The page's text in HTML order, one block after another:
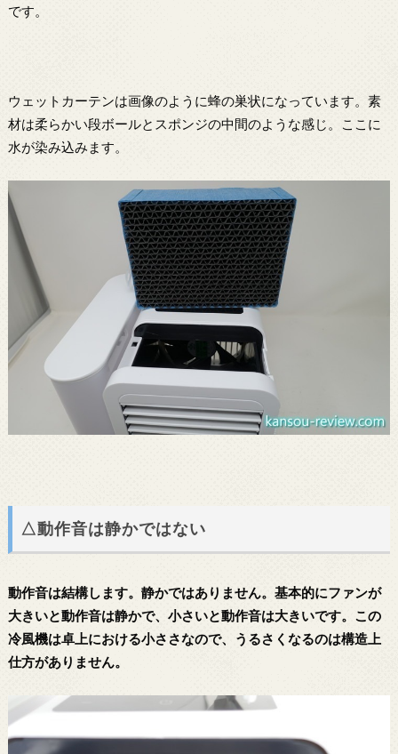
です。
ウェットカーテンは画像のように蜂の巣状になっています。素
材は柔らかい段ボールとスポンジの中間のような感じ。ここに
水が染み込みます。
△動作音は静かではない
動作音は結構します。静かではありません。基本的にファンが
大きいと動作音は静かで、小さいと動作音は大きいです。この
冷風機は卓上における小ささなので、うるさくなるのは構造上
仕方がありません。